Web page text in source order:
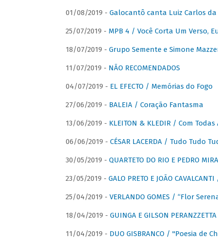
01/08/2019 - Galocantô canta Luiz Carlos da
25/07/2019 - MPB 4 / Você Corta Um Verso,
18/07/2019 - Grupo Semente e Simone
11/07/2019 - NÃO RECOMENDADOS
04/07/2019 - EL EFECTO / Memórias do Fogo
27/06/2019 - BALEIA / Coração Fantasma
13/06/2019 - KLEITON & KLEDIR / Com Todas
06/06/2019 - CÉSAR LACERDA / Tudo Tudo
30/05/2019 - QUARTETO DO RIO E PEDRO
23/05/2019 - GALO PRETO E JOÃO
25/04/2019 - VERLANDO GOMES / “Flor
18/04/2019 - GUINGA E GILSON
11/04/2019 - DUO GISBRANCO / "Poesia de